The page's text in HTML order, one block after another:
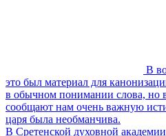
В
это был материал для
в обычном понимании слова, но
сообщают нам очень важную
царя была необманчива.
В Сретенской духовной